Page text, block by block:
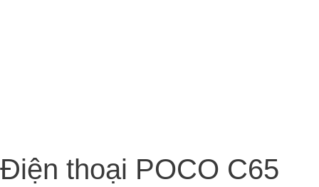
Điện thoại POCO C65